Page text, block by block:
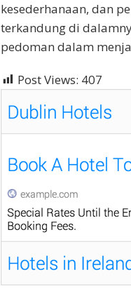
kesederhanaan, dan
terkandung di
pedoman dalam
Post Views: 407